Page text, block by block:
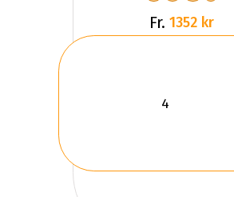
Fr. 1352 kr